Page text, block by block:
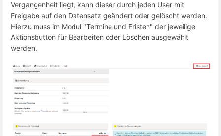
Vergangenheit liegt, kann dieser durch jeden User mit
Freigabe auf den Datensatz geändert oder gelöscht werden.
Hierzu muss im Modul "Termine und Fristen" der jeweilige
Aktionsbutton für Bearbeiten oder Löschen ausgewählt
werden.